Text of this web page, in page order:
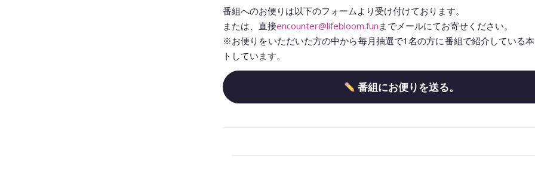
番組へのお便りは以下のフォームより受け付けております。
または、直接encounter@lifebloom.fun までメールにてお寄せください。
※お便りをいただいた方の中から毎月抽選で1名の方に番組で紹介している
トしています。
番組にお便りを送る。